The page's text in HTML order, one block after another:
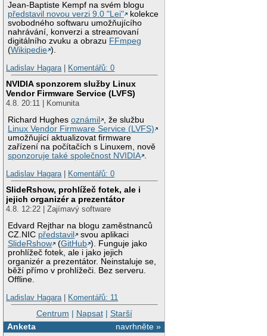
Jean-Baptiste Kempf na svém blogu
představil novou verzi 9.0 "Lei"
kolekce
svobodného softwaru umožňujícího
nahrávání, konverzi a streamovaní
digitálního zvuku a obrazu FFmpeg
(Wikipedie ).
Ladislav Hagara| Komentářů: 0
NVIDIA sponzorem služby Linux
Vendor Firmware Service (LVFS)
4.8. 20:11 | Komunita
Richard Hughesoznámil
, že službu
Linux Vendor Firmware Service (LVFS)
umožňující aktualizovat firmware
zařízení na počítačích s Linuxem, nově
sponzoruje také společnost NVIDIA .
Ladislav Hagara| Komentářů: 0
SlideRshow, prohlížeč fotek, ale i
jejich organizér a prezentátor
4.8. 12:22 | Zajímavý software
Edvard Rejthar na blogu zaměstnanců
CZ.NIC představil
svou aplikaci
SlideRshow
(GitHub ). Funguje jako
prohlížeč fotek, ale i jako jejich
organizér a prezentátor. Neinstaluje se,
běží přímo v prohlížeči. Bez serveru.
Offline.
Ladislav Hagara| Komentářů: 11
Centrum | Napsat| Starší
navrhněte »
Anketa